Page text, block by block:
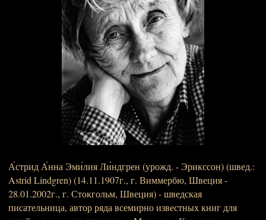
А́стрид А́нна Эми́лия Ли́ндгрен (урожд. - Эрикссон) (швед.:
Astrid Lindgren) (14.11.1907г., г. Виммербю, Швеция -
28.01.2002г., г. Стокгольм, Швеция) - шведская
писательница, автор ряда всемирно известных книг для